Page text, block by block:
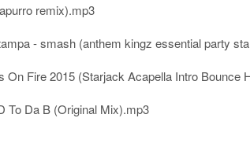
remix).mp3
smash (anthem kingz essential party starter suprise
Fire 2015 (Starjack Acapella Intro Bounce
To Da B (Original Mix).mp3